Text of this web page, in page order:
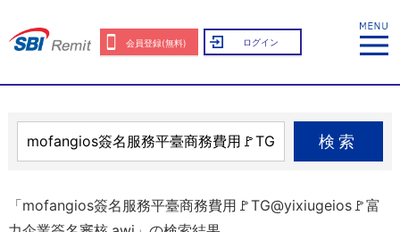
会員登録(無料) ログイン
検索
「mofangios簽名服務平臺商務費用🚩TG@yixiugeios🚩富